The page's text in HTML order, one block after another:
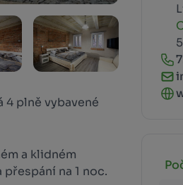
4 plně vybavené
a klidném
na 1 noc.